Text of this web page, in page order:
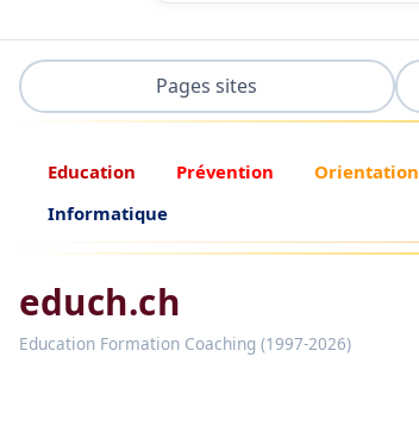
Pages sites
Education Prévention Orientation
Informatique
educh.ch
Education Formation Coaching (1997-2026)